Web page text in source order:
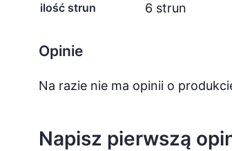
ilość strun 6 strun
Opinie
Na razie nie ma opinii o
Napisz pierwszą